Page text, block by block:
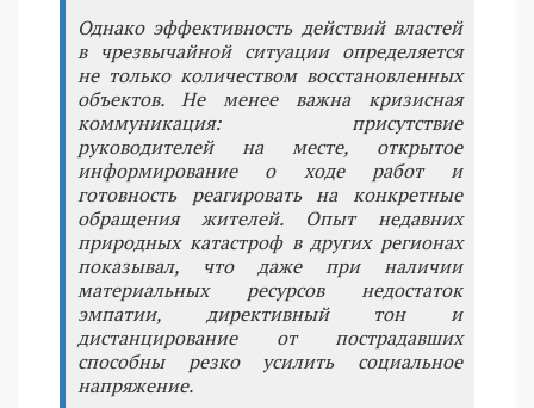
Однако эффективность действий властей
в чрезвычайной ситуации определяется
не только количеством восстановленных
объектов. Не менее важна кризисная
коммуникация: присутствие
руководителей на месте, открытое
информирование о ходе работ и
готовность реагировать на конкретные
обращения жителей. Опыт недавних
природных катастроф в других регионах
показывал, что даже при наличии
материальных ресурсов недостаток
эмпатии, директивный тон и
дистанцирование от пострадавших
способны резко усилить социальное
напряжение.